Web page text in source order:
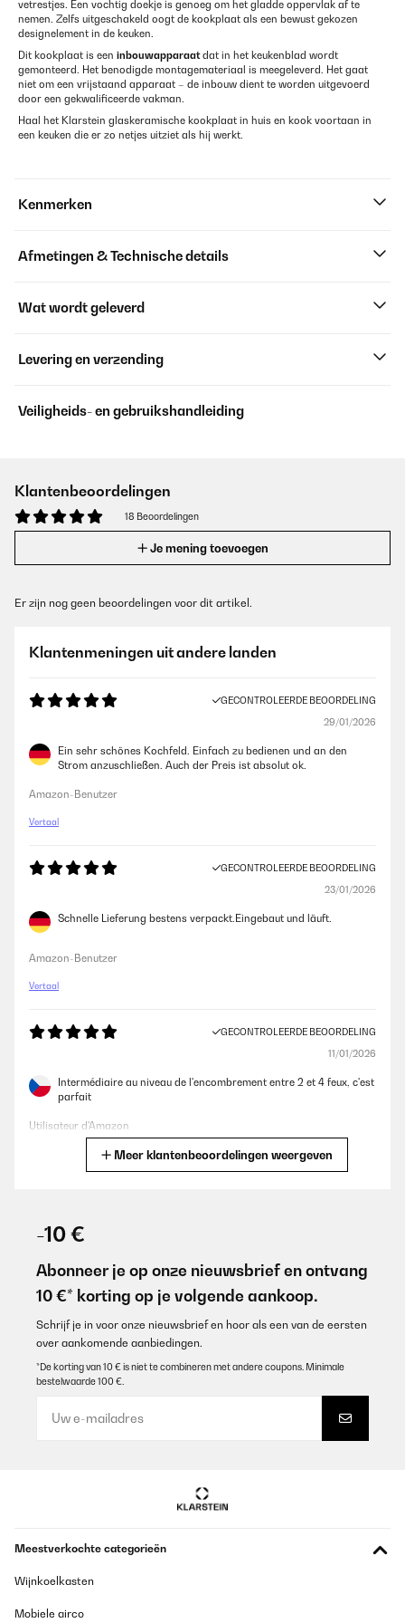
vetrestjes. Een vochtig doekje is genoeg om het gladde oppervlak af te
nemen. Zelfs uitgeschakeld oogt de kookplaat als een bewust gekozen
designelement in de keuken.
Dit kookplaat is een inbouwapparaatdat in het keukenblad wordt
gemonteerd. Het benodigde montagemateriaal is meegeleverd. Het gaat
niet om een vrijstaand apparaat – de inbouw dient te worden uitgevoerd
door een gekwalificeerde vakman.
Haal het Klarstein glaskeramische kookplaat in huis en kook voortaan in
een keuken die er zo netjes uitziet als hij werkt.
Kenmerken
Afmetingen & Technische details
Wat wordt geleverd
Levering en verzending
Veiligheids- en gebruikshandleiding
Klantenbeoordelingen
18 Beoordelingen
Je mening toevoegen
Er zijn nog geen beoordelingen voor dit artikel.
Klantenmeningen uit andere landen
GECONTROLEERDE BEOORDELING
29/01/2026
Ein sehr schönes Kochfeld. Einfach zu bedienen und an den
Strom anzuschließen. Auch der Preis ist absolut ok.
Amazon-Benutzer
Vertaal
GECONTROLEERDE BEOORDELING
23/01/2026
Schnelle Lieferung bestens verpackt.Eingebaut und läuft.
Amazon-Benutzer
Vertaal
GECONTROLEERDE BEOORDELING
11/01/2026
Intermédiaire au niveau de l'encombrement entre 2 et 4 feux, c'est
parfait
Utilisateur d'Amazon
Usuario/a de amazon
GECONTROLEERDE BEOORDELING
Gut
25/09/2025
Lovely item. As good as any hob. Very pleased and hope it lasts
Amazon user
Meer klantenbeoordelingen weergeven
-10 €
Abonneer je op onze nieuwsbrief en ontvang
10 €* korting op je volgende aankoop.
Schrijf je in voor onze nieuwsbrief en hoor als een van de eersten
over aankomende aanbiedingen.
*De korting van 10 € is niet te combineren met andere coupons. Minimale
bestelwaarde 100 €.
Meestverkochte categorieën
Wijnkoelkasten
Mobiele airco